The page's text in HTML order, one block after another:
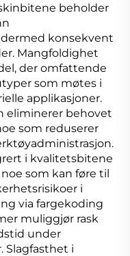
beholder
konsekvent
Mangfoldighet
der omfattende
som møtes i
applikasjoner.
eliminerer behovet
som reduserer
i kvalitetsbitene
som kan føre til
i
via fargekoding
muliggjør rask
under
Slagfasthet i